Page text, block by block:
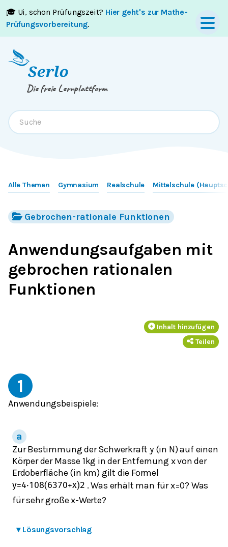
🎓 Ui, schon Prüfungszeit? Hier geht's zur Mathe-
Prüfungsvorbereitung.
Springe zumInhaltoderFooter
Die freie Lernplattform
Alle Themen Gymnasium Realschule Mittelschule
Gebrochen-rationale Funktionen
Anwendungsaufgaben mit
gebrochen rationalen
Funktionen
Inhalt hinzufügen
Teilen
1
Anwendungsbeispiele:
Zur Bestimmung der Schwerkraft y (in N) auf einen
Körper der Masse 1kg in der Entfernung x von der
Erdoberfläche (in km) gilt die Formel
y=4⋅108(6370+x)2 . Was erhält man für x=0? Was
für sehr große x-Werte?
▾ Lösungsvorschlag